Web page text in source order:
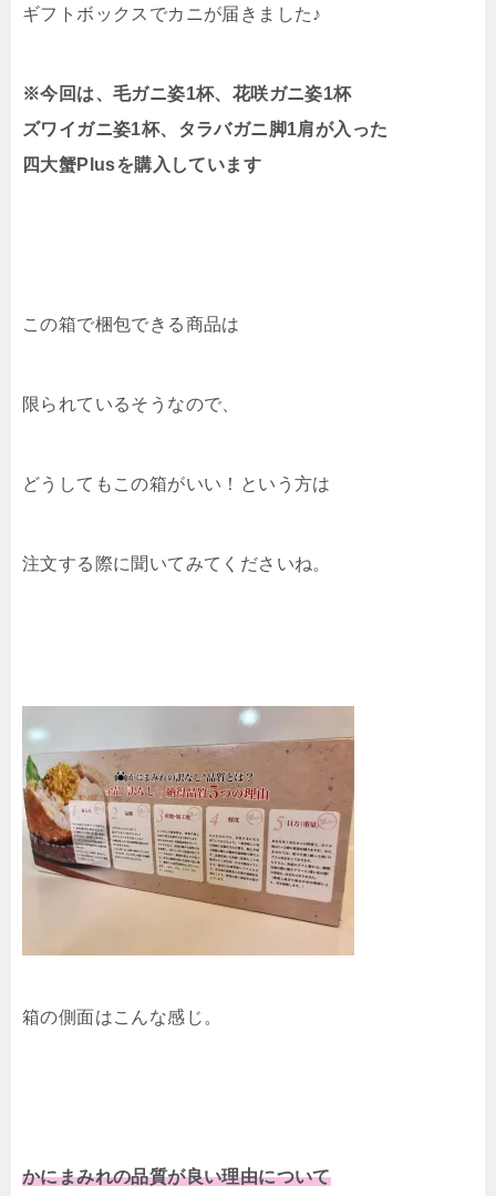
ギフトボックスでカニが届きました♪
※今回は、毛ガニ姿1杯、花咲ガニ姿1杯
ズワイガニ姿1杯、タラバガニ脚1肩が入った
四大蟹Plusを購入しています
この箱で梱包できる商品は
限られているそうなので、
どうしてもこの箱がいい！という方は
注文する際に聞いてみてくださいね。
箱の側面はこんな感じ。
かにまみれの品質が良い理由について